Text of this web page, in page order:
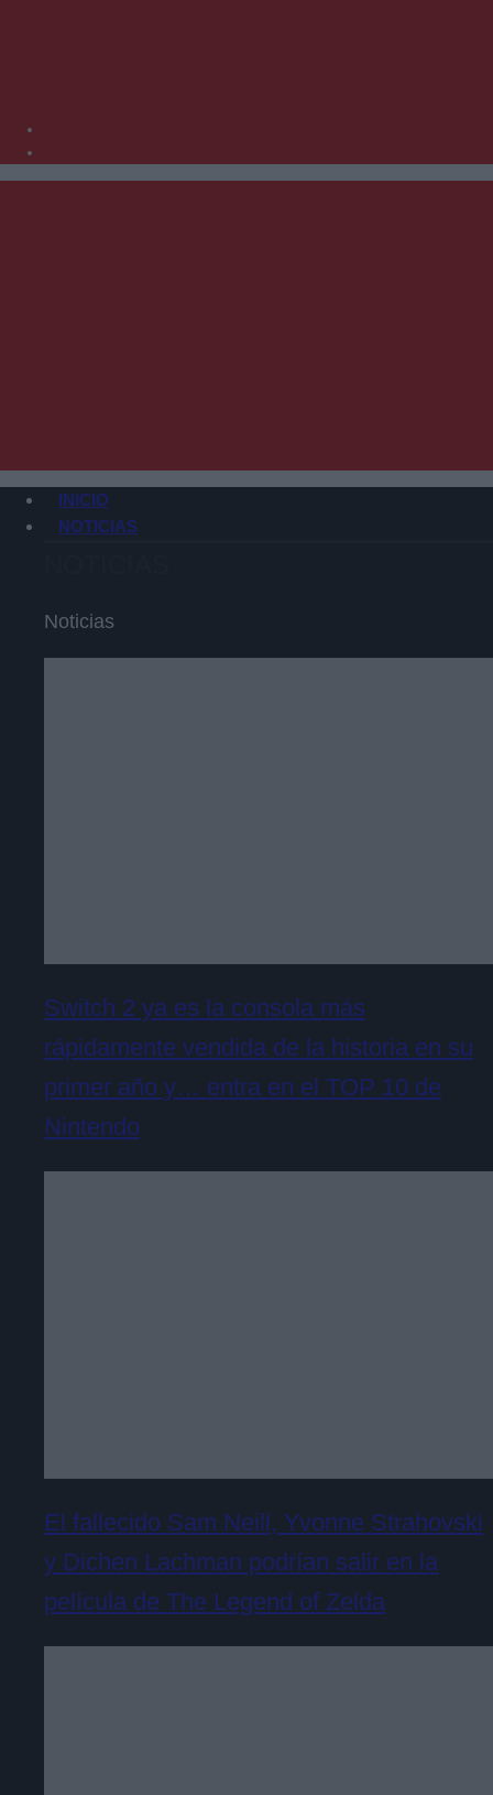
INICIO
NOTICIAS
Noticias
Switch 2 ya es la consola más
rápidamente vendida de la historia en su
primer año y… entra en el TOP 10 de
Nintendo
El fallecido Sam Neill, Yvonne Strahovski
y Dichen Lachman podrían salir en la
película de The Legend of Zelda